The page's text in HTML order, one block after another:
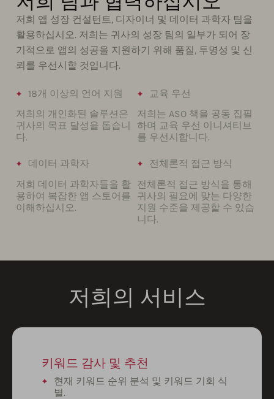
저희 앱 성장 컨설턴트, 디자이너 및 데이터 과학자 팀을
활용하십시오. 저희는 귀사의 성장 팀의 일부가 되어 장
기적으로 앱의 성공을 지원하기 위해 품질, 투명성 및 신
뢰를 우선시할 것입니다.
18개 이상의 언어 지원
저희의 개인화된 솔루션은
귀사의 목표 달성을 돕습니
다.
교육 우선
저희는 ASO 책을 공동 집필
하며 교육 우선 이니셔티브
를 우선시합니다.
데이터 과학자
저희 데이터 과학자들을 활
용하여 복잡한 앱 스토어를
이해하십시오.
전체론적 접근 방식
전체론적 접근 방식을 통해
귀사의 필요에 맞는 다양한
지원 수준을 제공할 수 있습
니다.
저희의 서비스
키워드 감사 및 추천
현재 키워드 순위 분석 및 키워드 기회 식
별.